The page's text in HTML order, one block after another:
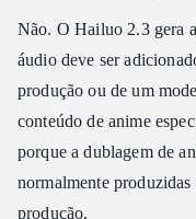
Não. O Hailuo 2.3 gera
áudio deve ser
produção ou de um
conteúdo de anime
porque a dublagem de
normalmente produzidas
produção.